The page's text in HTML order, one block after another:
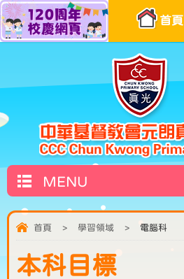
首頁
MENU
首頁 > 學習領域 > 電腦科
本科目標